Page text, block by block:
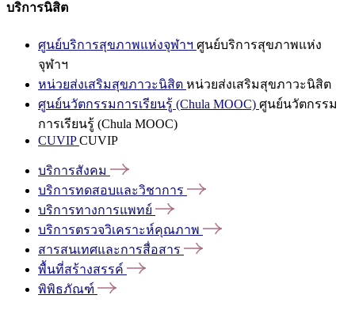
บริการนิสิต
ศูนย์บริการสุขภาพแห่งจุฬาฯ ศูนย์บริการสุขภาพแห่ง
จุฬาฯ
หน่วยส่งเสริมสุขภาวะนิสิต หน่วยส่งเสริมสุขภาวะนิสิต
ศูนย์นวัตกรรมการเรียนรู้ (Chula MOOC) ศูนย์นวัตกรรม
การเรียนรู้ (Chula MOOC)
CUVIPCUVIP
บริการสังคม
บริการทดสอบและวิชาการ
บริการทางการแพทย์
บริการตรวจวิเคราะห์คุณภาพ
สารสนเทศและการสื่อสาร
พื้นที่สร้างสรรค์
พิพิธภัณฑ์